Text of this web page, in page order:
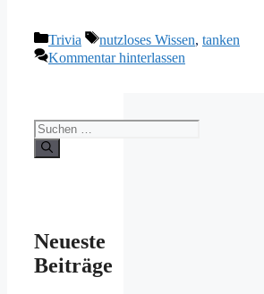
Kategorien
Trivia Schlagwörter
nutzloses Wissen, tanken
Kommentar hinterlassen
Suchen
nach:
Neueste
Beiträge